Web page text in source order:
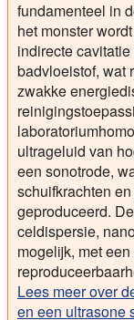
fundamenteel in
het monster
indirecte
badvloeistof, wat
zwakke
ultrageluid van
een sonotrode,
schuifkrachten
geproduceerd.
celdispersie,
mogelijk, met
Lees meer over
en een ultrasone